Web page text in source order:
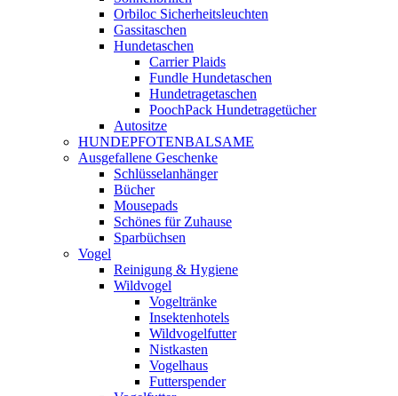
Orbiloc Sicherheitsleuchten
Gassitaschen
Hundetaschen
Carrier Plaids
Fundle Hundetaschen
Hundetragetaschen
PoochPack Hundetragetücher
Autositze
HUNDEPFOTENBALSAME
Ausgefallene Geschenke
Schlüsselanhänger
Bücher
Mousepads
Schönes für Zuhause
Sparbüchsen
Vogel
Reinigung & Hygiene
Wildvogel
Vogeltränke
Insektenhotels
Wildvogelfutter
Nistkasten
Vogelhaus
Futterspender